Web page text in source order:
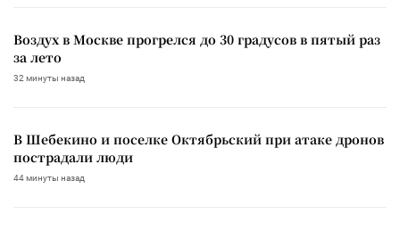
Воздух в Москве прогрелся до 30 градусов в пятый раз
за лето
32 минуты назад
В Шебекино и поселке Октябрьский при атаке дронов
пострадали люди
44 минуты назад